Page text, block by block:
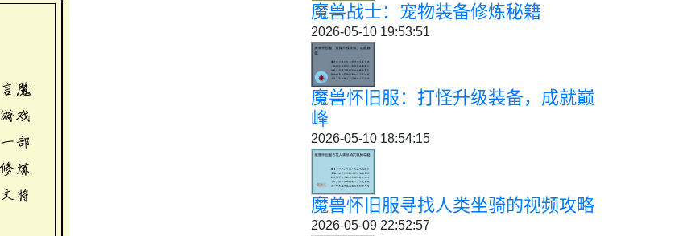
魔兽战士：宠物装备修炼秘籍
2026-05-10 19:53:51
魔兽怀旧服：打怪升级装备，成就巅
峰
2026-05-10 18:54:15
魔兽怀旧服寻找人类坐骑的视频攻略
2026-05-09 22:52:57